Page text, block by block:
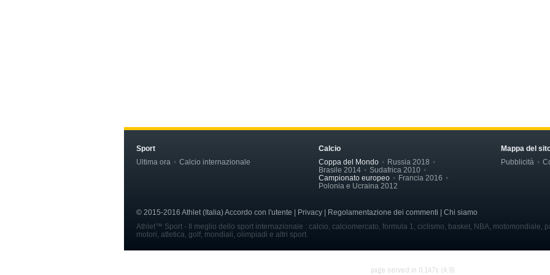
Sport
Ultima ora
Calcio internazionale
Calcio
Coppa del Mondo
Russia 2018
Brasile 2014
Sudafrica 2010
Campionato europeo
Francia 2016
Polonia e Ucraina 2012
Mappa del
Pubblicità
© 2015-2016 Athlet (Italia) Accordo con l'utente | Privacy | Regolamentazione dei commenti | Chi siamo
Athlet™ Sport - Il meglio dello sport internazionale : calcio, calciomercato, formula 1, ciclismo, basket, NBA, motomondiale,
motori, atletica, golf, mondiali, olimpiadi e altri sport.
page served in 0.147s (4,9)